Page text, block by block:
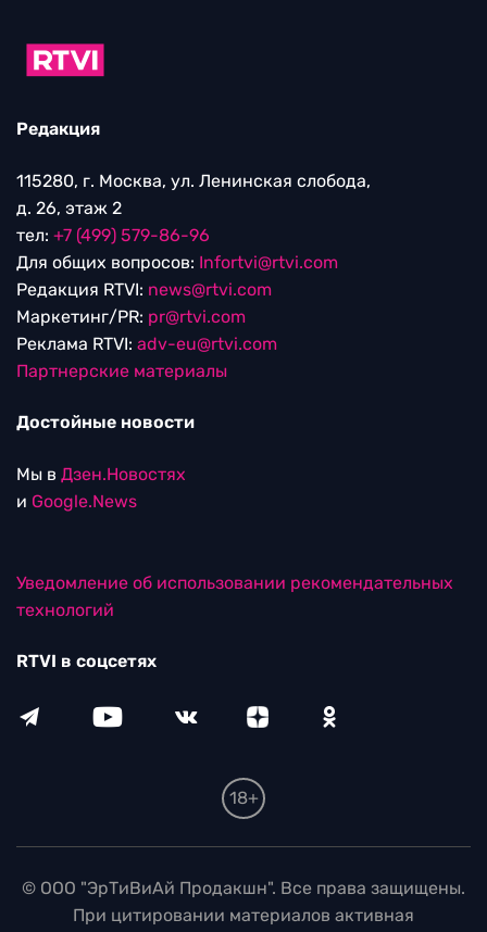
Редакция
115280, г. Москва, ул. Ленинская слобода,
д. 26, этаж 2
тел: +7 (499) 579-86-96
Для общих вопросов: Infortvi@rtvi.com
Редакция RTVI: news@rtvi.com
Маркетинг/PR: pr@rtvi.com
Реклама RTVI: adv-eu@rtvi.com
Партнерские материалы
Достойные новости
Мы в Дзен.Новостях
и Google.News
Уведомление об использовании рекомендательных
технологий
RTVI в соцсетях
18+
© ООО "ЭрТиВиАй Продакшн". Все права защищены.
При цитировании материалов активная